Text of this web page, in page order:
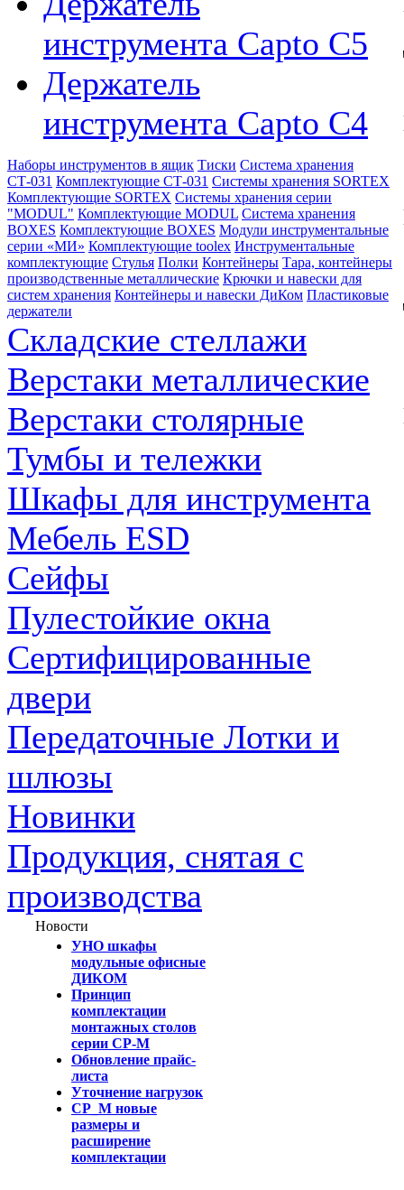
инструмента Capto C5
Держатель
инструмента Capto C4
Наборы инструментов в ящик Тиски Система хранения
СТ-031 Комплектующие СТ-031 Системы хранения SORTEX
Комплектующие SORTEX Системы хранения серии
"MODUL" Комплектующие MODUL Система хранения
BOXES Комплектующие BOXES Модули инструментальные
серии «МИ» Комплектующие toolex Инструментальные
комплектующие Стулья Полки Контейнеры Тара, контейнеры
производственные металлические Крючки и навески для
систем хранения Контейнеры и навески ДиКом Пластиковые
держатели
Складские стеллажи
Верстаки металлические
Верстаки столярные
Тумбы и тележки
Шкафы для инструмента
Мебель ESD
Сейфы
Пулестойкие окна
Сертифицированные
двери
Передаточные Лотки и
шлюзы
Новинки
Продукция, снятая с
производства
Новости
УНО шкафы
модульные офисные
ДИКОМ
Принцип
комплектации
монтажных столов
серии СР-М
Обновление прайс-
листа
Уточнение нагрузок
СР_М новые
размеры и
расширение
комплектации